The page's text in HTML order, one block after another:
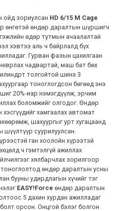
ойд зориулсан HD 6/15 M Cage
өнгөтэй өндөр даралтын шүршигч
өдөр тутмын ачаалалтай
хэвтээ аль ч байрлалд бүх
Гурван фазын цахилгаан
чадвартай, маш бат бөх
толгойтой шинэ 3
тоноглогдсон бөгөөд энэ
20%-иар нэмэгдүүлж, эрчим
боломжийг олгодог. Өндөр
хамгаалах автомат
шахуургыг урт хугацаанд
суурилуулсан.
ган хоолойн хүрээтэй
ч гэмтэлгүй ажиллах
хялбарчлах зорилгоор
өндөр даралтын усны
бууны удирдлагын хүчийг тэг
EASY!Force өндөр даралтын
5 дахин хурдан ажилладаг
орсон. Онцгой бэлэг болгон